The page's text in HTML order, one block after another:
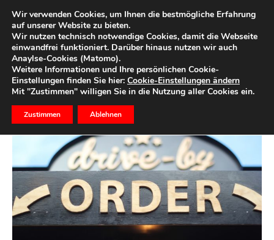
Start Wertpapiere
Ordertypen im Aktienhandel
3. Dezember 2019
Wir verwenden Cookies, um Ihnen die bestmögliche Erfahrung
auf unserer Website zu bieten.
Wir nutzen technisch notwendige Cookies, damit die Webseite
einwandfrei funktioniert. Darüber hinaus nutzen wir auch
Anaylse-Cookies (Matomo).
Weitere Informationen und Ihre persönlichen Cookie-
Einstellungen finden Sie hier: Cookie-Einstellungen ändern
Mit "Zustimmen" willigen Sie in die Nutzung aller Cookies ein.
Zustimmen Ablehnen